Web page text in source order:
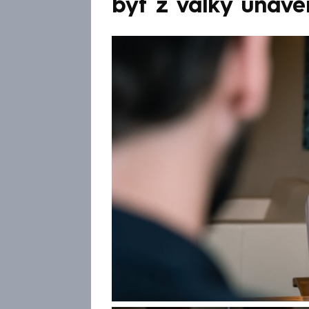
být z války